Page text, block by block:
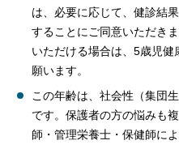
は、必要に応じて、健診結
することにご同意いただき
いただける場合は、5歳児健
願います。
この年齢は、社会性（集団
です。保護者の方の悩みも
師・管理栄養士・保健師に